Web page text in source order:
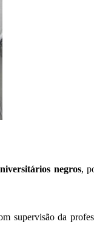
negros,
supervisão da